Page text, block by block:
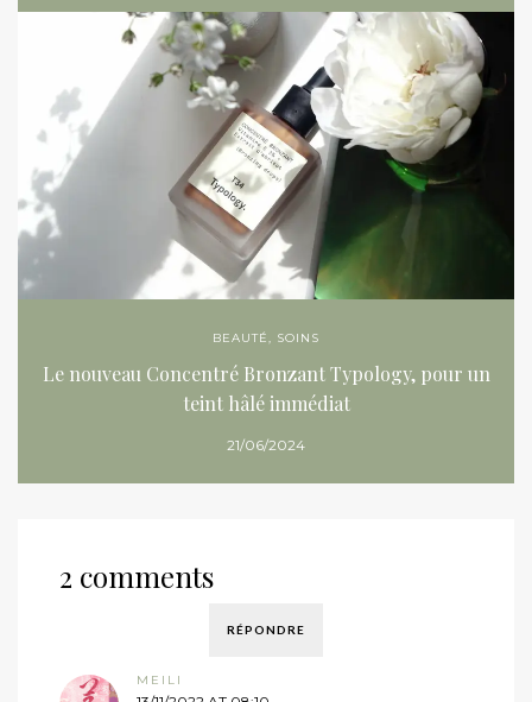
BEAUTÉ, SOINS
Le nouveau Concentré Bronzant Typology, pour un
teint hâlé immédiat
21/06/2024
2 comments
RÉPONDRE
MEILI